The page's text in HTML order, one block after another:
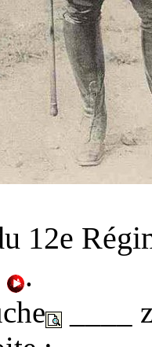
12e
.
____